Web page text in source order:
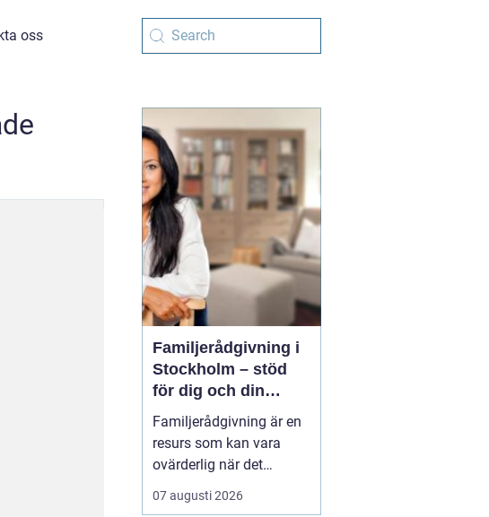
oss
Familjerådgivning i
Stockholm – stöd
för dig och din
familj
Familjerådgivning är en
resurs som kan vara
ovärderlig när det
uppstår problem eller
utmaningar inom
07 augusti 2026